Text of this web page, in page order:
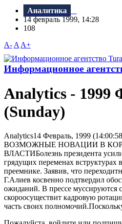
Аналитика
14 февраль 1999, 14:28
108
A- A A+
Информационное
Analytics - 1999
(Sunday)
Analytics14 Февраль, 1999
ВОЗМОЖНЫЕ НОВАЦИИ В
ВЛАСТИБолезнь президента
грядущих переменах вструктурах
преемнике. Заявив, что
Г.Алиев косвенно подтвердил
ожиданий. В прессе муссируются
скороосуществит кадровую
часть своих